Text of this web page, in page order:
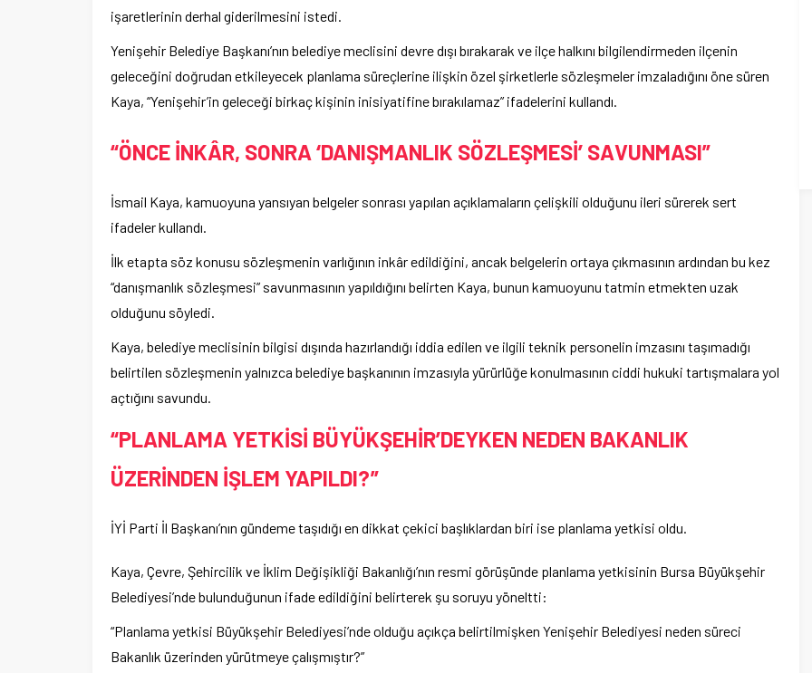
işaretlerinin derhal giderilmesini istedi.
Yenişehir Belediye Başkanı’nın belediye meclisini devre dışı bırakarak ve ilçe halkını bilgilendirmeden ilçenin
geleceğini doğrudan etkileyecek planlama süreçlerine ilişkin özel şirketlerle sözleşmeler imzaladığını öne süren
Kaya, “Yenişehir’in geleceği birkaç kişinin inisiyatifine bırakılamaz” ifadelerini kullandı.
“ÖNCE İNKÂR, SONRA ‘DANIŞMANLIK SÖZLEŞMESİ’ SAVUNMASI”
İsmail Kaya, kamuoyuna yansıyan belgeler sonrası yapılan açıklamaların çelişkili olduğunu ileri sürerek sert
ifadeler kullandı.
İlk etapta söz konusu sözleşmenin varlığının inkâr edildiğini, ancak belgelerin ortaya çıkmasının ardından bu kez
“danışmanlık sözleşmesi” savunmasının yapıldığını belirten Kaya, bunun kamuoyunu tatmin etmekten uzak
olduğunu söyledi.
Kaya, belediye meclisinin bilgisi dışında hazırlandığı iddia edilen ve ilgili teknik personelin imzasını taşımadığı
belirtilen sözleşmenin yalnızca belediye başkanının imzasıyla yürürlüğe konulmasının ciddi hukuki tartışmalara yol
açtığını savundu.
“PLANLAMA YETKİSİ BÜYÜKŞEHİR’DEYKEN NEDEN BAKANLIK
ÜZERİNDEN İŞLEM YAPILDI?”
İYİ Parti İl Başkanı’nın gündeme taşıdığı en dikkat çekici başlıklardan biri ise planlama yetkisi oldu.
Kaya, Çevre, Şehircilik ve İklim Değişikliği Bakanlığı’nın resmi görüşünde planlama yetkisinin Bursa Büyükşehir
Belediyesi’nde bulunduğunun ifade edildiğini belirterek şu soruyu yöneltti:
“Planlama yetkisi Büyükşehir Belediyesi’nde olduğu açıkça belirtilmişken Yenişehir Belediyesi neden süreci
Bakanlık üzerinden yürütmeye çalışmıştır?”